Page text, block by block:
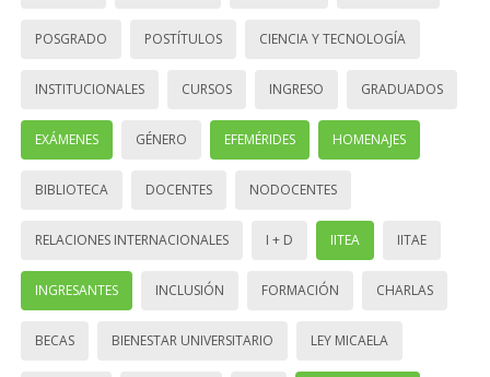
POSGRADO POSTÍTULOS CIENCIA Y TECNOLOGÍA
INSTITUCIONALES CURSOS INGRESO GRADUADOS
EXÁMENES GÉNERO EFEMÉRIDES HOMENAJES
BIBLIOTECA DOCENTES NODOCENTES
RELACIONES INTERNACIONALES I + D IITEA IITAE
INGRESANTES INCLUSIÓN FORMACIÓN CHARLAS
BECAS BIENESTAR UNIVERSITARIO LEY MICAELA